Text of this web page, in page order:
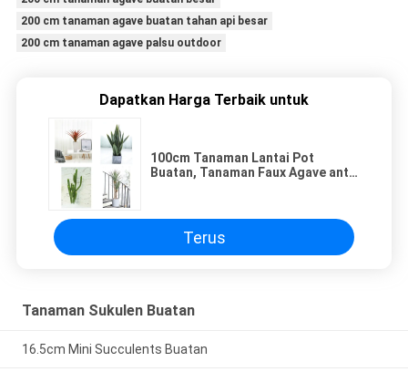
200 cm tanaman agave buatan tahan api besar
200 cm tanaman agave palsu outdoor
Dapatkan Harga Terbaik untuk
100cm Tanaman Lantai Pot
Buatan, Tanaman Faux Agave anti
Terus
Tanaman Sukulen Buatan
16.5cm Mini Succulents Buatan